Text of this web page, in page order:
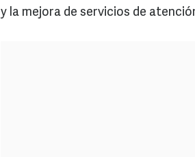
y la mejora de servicios de